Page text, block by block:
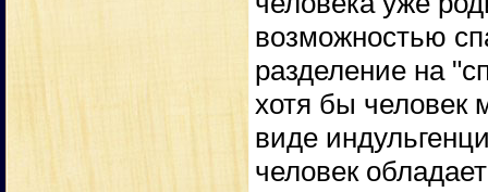
возможностью
разделение на
хотя бы человек
виде
человек